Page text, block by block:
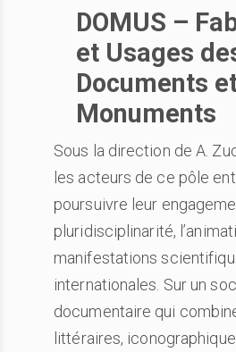
DOMUS –
et Usages
Documents
Monuments
Sous la direction de A.
les acteurs de ce pôle
poursuivre leur
pluridisciplinarité,
manifestations
internationales. Sur un
documentaire qui
littéraires,